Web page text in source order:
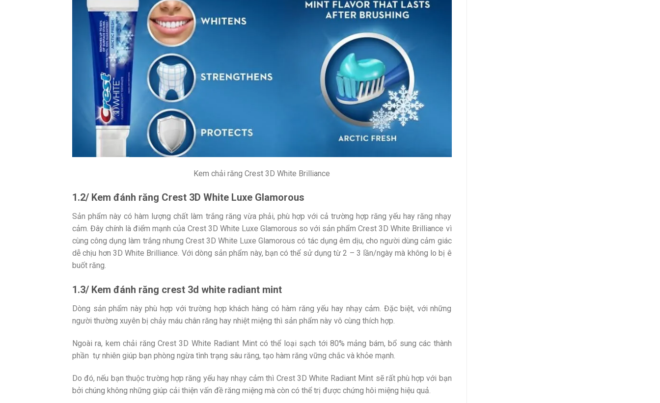
Kem chải răng Crest 3D White Brilliance
1.2/ Kem đánh răng Crest 3D White Luxe Glamorous
Sản phẩm này có hàm lượng chất làm trắng răng vừa phải, phù hợp với cả trường hợp răng yếu hay răng nhạy
cảm. Đây chính là điểm mạnh của Crest 3D White Luxe Glamorous so với sản phẩm Crest 3D White Brilliance vì
cùng công dụng làm trắng nhưng Crest 3D White Luxe Glamorous có tác dụng êm dịu, cho người dùng cảm giác
dễ chịu hơn 3D White Brilliance. Với dòng sản phẩm này, bạn có thể sử dụng từ 2 – 3 lần/ngày mà không lo bị ê
buốt răng.
1.3/ Kem đánh răng crest 3d white radiant mint
Dòng sản phẩm này phù hợp với trường hợp khách hàng có hàm răng yếu hay nhạy cảm. Đặc biệt, với những
người thường xuyên bị chảy máu chân răng hay nhiệt miệng thì sản phẩm này vô cùng thích hợp.
Ngoài ra, kem chải răng Crest 3D White Radiant Mint có thể loại sạch tới 80% mảng bám, bổ sung các thành
phần tự nhiên giúp bạn phòng ngừa tình trạng sâu răng, tạo hàm răng vững chắc và khỏe mạnh.
Do đó, nếu bạn thuộc trường hợp răng yếu hay nhạy cảm thì Crest 3D White Radiant Mint sẽ rất phù hợp với bạn
bởi chúng không những giúp cải thiện vấn đề răng miệng mà còn có thể trị được chứng hôi miệng hiệu quả.